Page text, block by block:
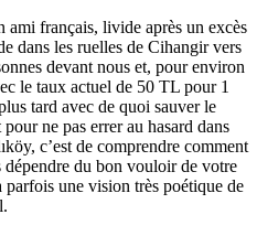
ami français, livide après un excès
dans les ruelles de Cihangir vers
devant nous et, pour environ
le taux actuel de 50 TL pour 1
tard avec de quoi sauver le
ne pas errer au hasard dans
c’est de comprendre comment
dépendre du bon vouloir de votre
une vision très poétique de